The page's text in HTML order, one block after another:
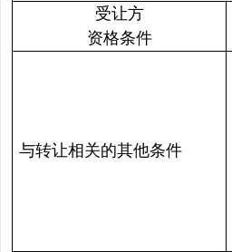
受让方
资格条件
与转让相关的其他条件